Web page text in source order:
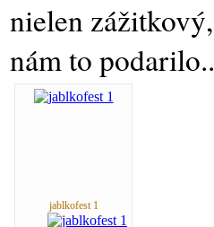
nielen
nám to
jablkofest 1